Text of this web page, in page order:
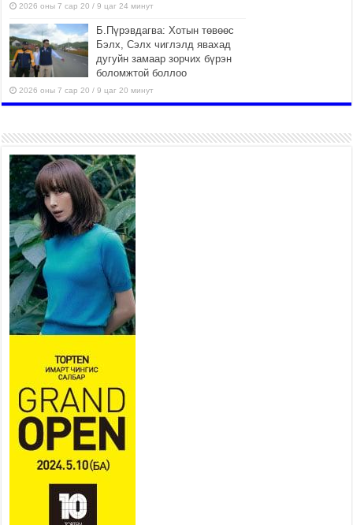
2026 оны 7 сар 20 / 9 цаг 24 минут
Б.Пүрэвдагва: Хотын төвөөс
Бэлх, Сэлх чиглэлд явахад
дугуйн замаар зорчих бүрэн
боломжтой боллоо
2026 оны 7 сар 20 / 9 цаг 20 минут
шугам хоолойн ажил 80
хувьтай үргэлжилж байна
2026 оны 7 сар 20 / 9 цаг 14 минут
Усархаг аадар бороо орж
байгаа тул аюулгүй байдлаа
хангаж, үер усны аюулаас
сэрэмжлэхийг нийслэлийн
Онцгой байдлын газраас анхааруулж байна
2026 оны 7 сар 20 / 9 цаг 09 минут
311 алба хаагч, 119 техник хэрэгсэлтэй ажиллаж
үер усны аюул, болзошгүй эрсдэлээс сэргийлж
байна
Аяллаа зөв төлөвлөхийг иргэдэд зөвлөж байна
2026 оны 7 сар 16 / 11 цаг 50 минут
Үер усны болзошгүй аюулаас сэргийлж,
холбогдох байгууллагууд өндөржүүлсэн бэлэн
байдалд ажиллаж байна
2026 оны 7 сар 15 / 13 цаг 06 минут
“Дэлхийн адууны өдөр”-т 15000 морьтон оролцож